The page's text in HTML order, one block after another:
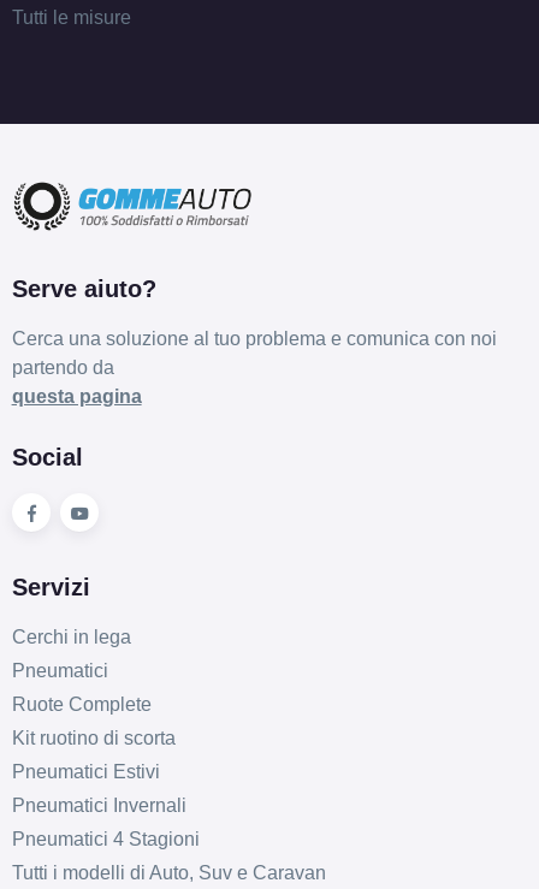
Tutti le misure
Serve aiuto?
Cerca una soluzione al tuo problema e comunica con noi
partendo da
questa pagina
Social
Servizi
Cerchi in lega
Pneumatici
Ruote Complete
Kit ruotino di scorta
Pneumatici Estivi
Pneumatici Invernali
Pneumatici 4 Stagioni
Tutti i modelli di Auto, Suv e Caravan